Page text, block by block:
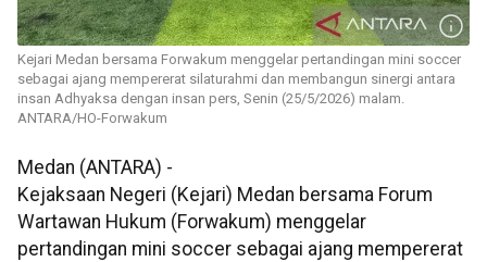
Kejari Medan bersama Forwakum menggelar pertandingan mini soccer
sebagai ajang mempererat silaturahmi dan membangun sinergi antara
insan Adhyaksa dengan insan pers, Senin (25/5/2026) malam.
ANTARA/HO-Forwakum
Medan (ANTARA) -
Kejaksaan Negeri (Kejari) Medan bersama Forum
Wartawan Hukum (Forwakum) menggelar
pertandingan mini soccer sebagai ajang mempererat